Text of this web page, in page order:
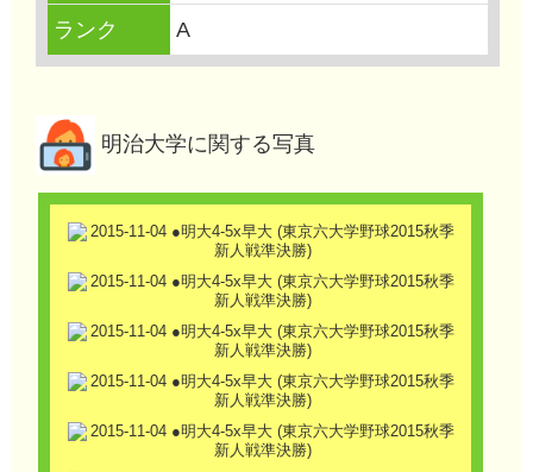
ランク A
明治大学に関する写真